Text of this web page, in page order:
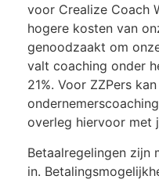
voor Crealize Coach
hogere kosten van
genoodzaakt om
valt coaching onder
21%. Voor ZZPers
overleg hiervoor met
Betaalregelingen zijn
in.